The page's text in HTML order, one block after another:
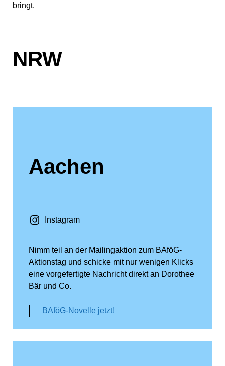
bringt.
NRW
Aachen
Instagram
Nimm teil an der Mailingaktion zum BAföG-
Aktionstag und schicke mit nur wenigen Klicks
eine vorgefertigte Nachricht direkt an Dorothee
Bär und Co.
BAföG-Novelle jetzt!